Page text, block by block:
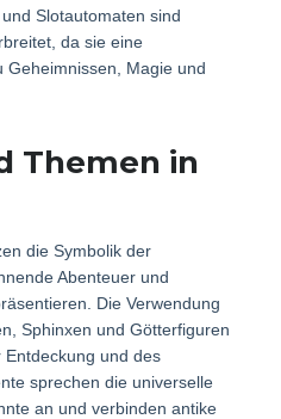
Slotautomaten sind
da sie eine
Geheimnissen, Magie und
Themen in
die Symbolik der
Abenteuer und
Die Verwendung
Sphinxen und Götterfiguren
und des
sprechen die universelle
an und verbinden antike